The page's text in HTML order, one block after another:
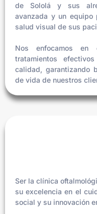
de Sololá y sus
avanzada y un equipo
salud visual de sus
Nos enfocamos en
tratamientos
calidad, garantizando
de vida de nuestros
Ser la clínica
su excelencia en el
social y su innovación